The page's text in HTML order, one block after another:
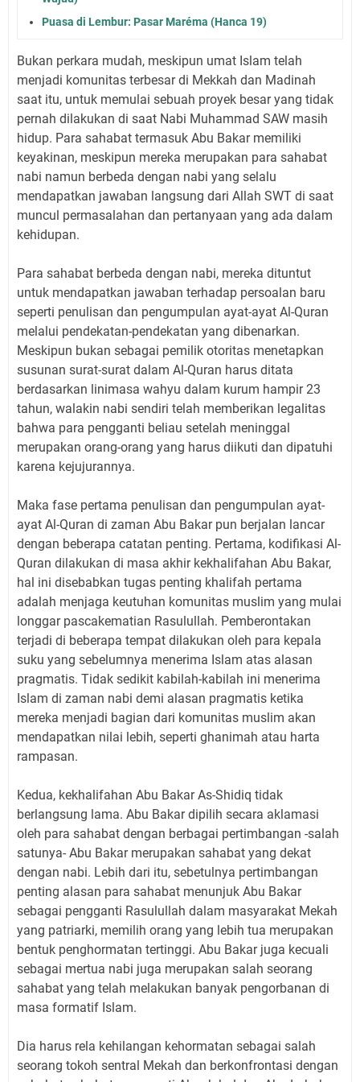
Puasa di Lembur: Pasar Maréma (Hanca 19)
Bukan perkara mudah, meskipun umat Islam telah
menjadi komunitas terbesar di Mekkah dan Madinah
saat itu, untuk memulai sebuah proyek besar yang tidak
pernah dilakukan di saat Nabi Muhammad SAW masih
hidup. Para sahabat termasuk Abu Bakar memiliki
keyakinan, meskipun mereka merupakan para sahabat
nabi namun berbeda dengan nabi yang selalu
mendapatkan jawaban langsung dari Allah SWT di saat
muncul permasalahan dan pertanyaan yang ada dalam
kehidupan.
Para sahabat berbeda dengan nabi, mereka dituntut
untuk mendapatkan jawaban terhadap persoalan baru
seperti penulisan dan pengumpulan ayat-ayat Al-Quran
melalui pendekatan-pendekatan yang dibenarkan.
Meskipun bukan sebagai pemilik otoritas menetapkan
susunan surat-surat dalam Al-Quran harus ditata
berdasarkan linimasa wahyu dalam kurum hampir 23
tahun, walakin nabi sendiri telah memberikan legalitas
bahwa para pengganti beliau setelah meninggal
merupakan orang-orang yang harus diikuti dan dipatuhi
karena kejujurannya.
Maka fase pertama penulisan dan pengumpulan ayat-
ayat Al-Quran di zaman Abu Bakar pun berjalan lancar
dengan beberapa catatan penting. Pertama, kodifikasi Al-
Quran dilakukan di masa akhir kekhalifahan Abu Bakar,
hal ini disebabkan tugas penting khalifah pertama
adalah menjaga keutuhan komunitas muslim yang mulai
longgar pascakematian Rasulullah. Pemberontakan
terjadi di beberapa tempat dilakukan oleh para kepala
suku yang sebelumnya menerima Islam atas alasan
pragmatis. Tidak sedikit kabilah-kabilah ini menerima
Islam di zaman nabi demi alasan pragmatis ketika
mereka menjadi bagian dari komunitas muslim akan
mendapatkan nilai lebih, seperti ghanimah atau harta
rampasan.
Kedua, kekhalifahan Abu Bakar As-Shidiq tidak
berlangsung lama. Abu Bakar dipilih secara aklamasi
oleh para sahabat dengan berbagai pertimbangan -salah
satunya- Abu Bakar merupakan sahabat yang dekat
dengan nabi. Lebih dari itu, sebetulnya pertimbangan
penting alasan para sahabat menunjuk Abu Bakar
sebagai pengganti Rasulullah dalam masyarakat Mekah
yang patriarki, memilih orang yang lebih tua merupakan
bentuk penghormatan tertinggi. Abu Bakar juga kecuali
sebagai mertua nabi juga merupakan salah seorang
sahabat yang telah melakukan banyak pengorbanan di
masa formatif Islam.
Dia harus rela kehilangan kehormatan sebagai salah
seorang tokoh sentral Mekah dan berkonfrontasi dengan